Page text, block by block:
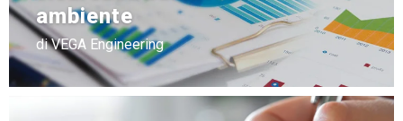
ambiente
di VEGA Engineering